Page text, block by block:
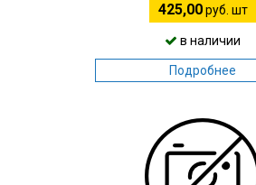
425,00руб. шт
в наличии
Подробнее